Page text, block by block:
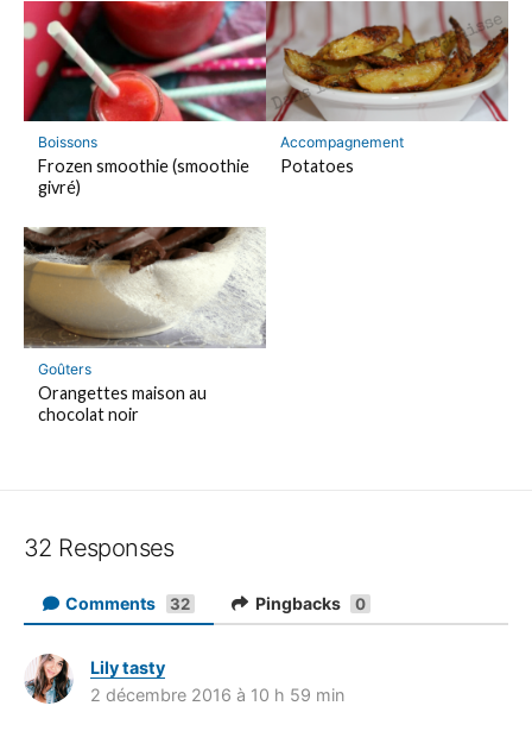
Boissons
Frozen smoothie (smoothie
givré)
Accompagnement
Potatoes
Goûters
Orangettes maison au
chocolat noir
32 Responses
Comments 32 Pingbacks 0
Lily tasty
i
2 décembre 2016 à 10 h 59 min